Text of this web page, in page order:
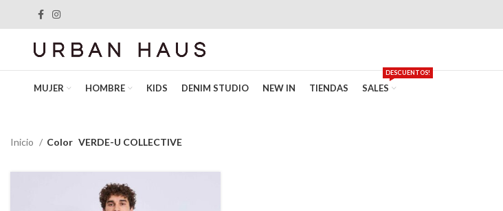
MUJER HOMBRE KIDS DENIM STUDIO NEW IN TIENDAS SALES
DESCUENTOS!
Inicio Color VERDE-U COLLECTIVE